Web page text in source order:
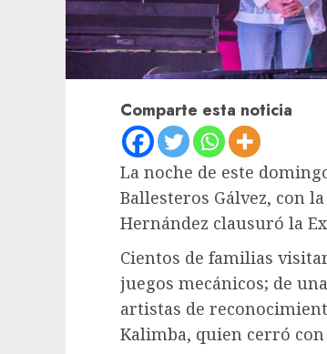
Comparte esta noticia
La noche de este
Ballesteros Gálvez, con
Hernández clausuró la
Cientos de familias
juegos mecánicos; de
artistas de
Kalimba, quien cerró